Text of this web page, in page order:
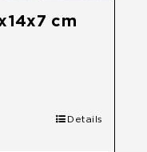
cm
Details